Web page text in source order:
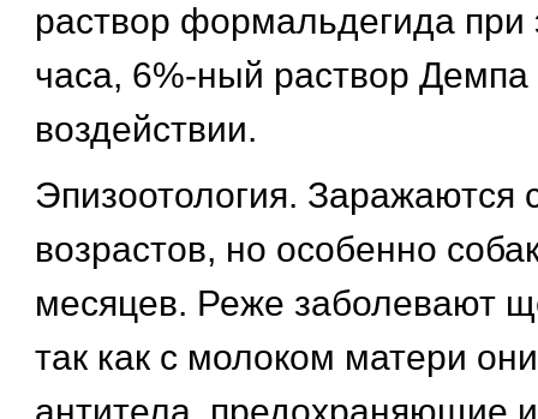
раствор формальдегида при
часа, 6%-ный раствор
воздействии.
Эпизоотология. Заражаются
возрастов, но особенно
месяцев. Реже заболевают
так как с молоком матери
антитела, предохраняющие